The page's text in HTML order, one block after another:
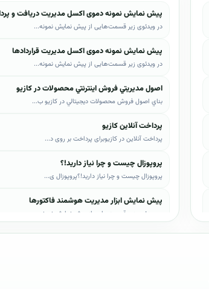
پیش نمایش نمونه دموی اکسل مدیریت دریافت و
در ویدئوی زیر قسمت‌هایی از پیش نمایش نمونه...
پیش نمایش نمونه دموی اکسل مدیریت قراردادها
در ویدئوی زیر قسمت‌هایی از پیش نمایش نمونه...
اصول مديريتي فروش اينترنتي محصولات در کازيو
بناي اصول فروش محصولات ديجيتالي در کازيو ب...
پرداخت آنلاین کازیو
پرداخت آنلاین در کازیوبرای پرداخت بر روی د...
پروپوزال چیست و چرا نیاز دارید!؟
پروپوزال چیست و چرا نیاز دارید!؟پروپوزال ی...
پیش نمایش ابزار مدیریت هوشمند فاکتورها
در ویدئوی زیر قسمت‌هایی از پیش نمایش نمونه...